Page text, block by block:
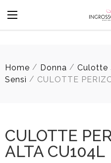
Home / Donna / Culotte
Sensì / CULOTTE
CULOTTE
ALTA CU104L